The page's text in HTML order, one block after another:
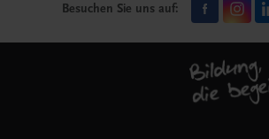
Besuchen Sie uns auf: